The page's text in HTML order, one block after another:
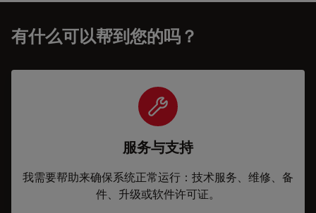
有什么可以帮到您的吗？
服务与支持
我需要帮助来确保系统正常运行：技术服务、维修、备
件、升级或软件许可证。